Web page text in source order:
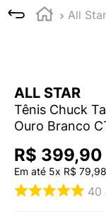
All Star
ALL STAR
Tênis Chuck
Ouro Branco
R$ 399,90
Em até 5x R$ 79,98
40
1
TÊNIS NEWS
4º
TÊNIS VEJA
5
ADIDAS
º
7 º
MELISSA SLIDE
8º
NEW